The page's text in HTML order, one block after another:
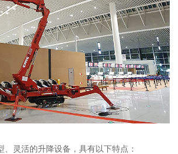
、灵活的升降设备，具有以下特点：